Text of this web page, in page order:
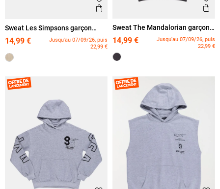
Ajouter aux favoris
Aperçu rapide
Sweat Les Simpsons garçon
14,99 €
Jusqu'au 07/09/26, puis
22,99 €
Sweat The Mandalorian garçon
14,99 €
Jusqu'au 07/09/26, puis
22,99 €